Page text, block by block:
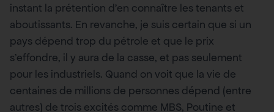
instant la prétention d’en connaître les tenants et
aboutissants. En revanche, je suis certain que si un
pays dépend trop du pétrole et que le prix
s’effondre, il y aura de la casse, et pas seulement
pour les industriels. Quand on voit que la vie de
centaines de millions de personnes dépend (entre
autres) de trois excités comme MBS, Poutine et